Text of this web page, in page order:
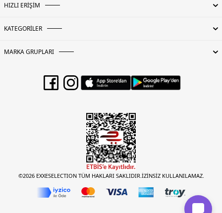
HIZLI ERİŞİM
KATEGORİLER
MARKA GRUPLARI
©2026 EXXESELECTION TÜM HAKLARI SAKLIDIR.İZİNSİZ KULLANILAMAZ.